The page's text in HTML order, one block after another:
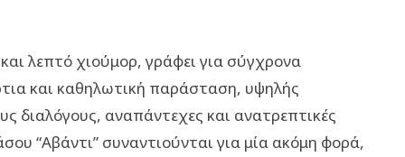
λεπτό χιούμορ, γράφει για σύγχρονα
και καθηλωτική παράσταση, υψηλής
διαλόγους, αναπάντεχες και ανατρεπτικές
“Αβάντι” συναντιούνται για μία ακόμη φορά,